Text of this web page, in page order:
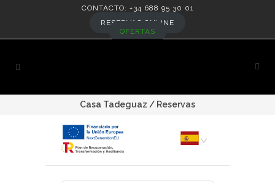
CONTACTO: +34 688 95 30 01
RESERVAS ONLINE
OFERTAS
Casa Tadeguaz / Reservas